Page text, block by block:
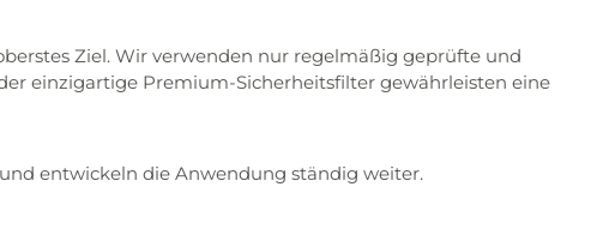
Ziel. Wir verwenden nur regelmäßig geprüfte und
einzigartige Premium-Sicherheitsfilter gewährleisten eine
entwickeln die Anwendung ständig weiter.